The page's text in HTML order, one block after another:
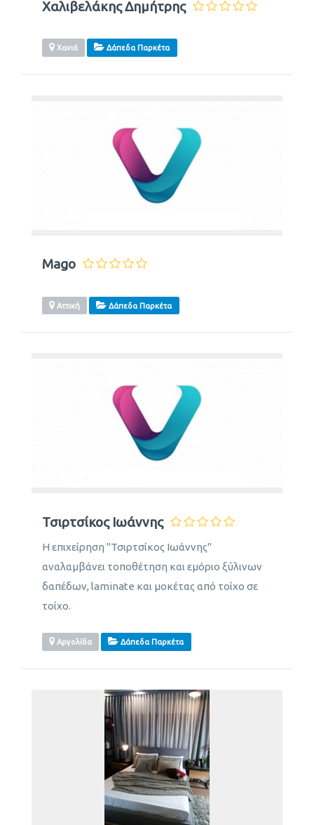
Χαλιβελάκης Δημήτρης
Χανιά Δάπεδα Παρκέτα
Mago
Αττική Δάπεδα Παρκέτα
Τσιρτσίκος Ιωάννης
Η επιχείρηση "Τσιρτσίκος Ιωάννης"
αναλαμβάνει τοποθέτηση και εμόριο ξύλινων
δαπέδων, laminate και μοκέτας από τοίχο σε
τοίχο.
Αργολίδα Δάπεδα Παρκέτα